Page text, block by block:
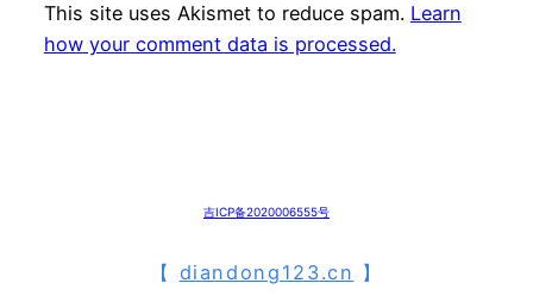
This site uses Akismet to reduce spam. Learn
how your comment data is processed.
吉ICP备2020006555号
【 diandong123.cn 】